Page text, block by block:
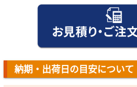
納期・出荷日の目安について